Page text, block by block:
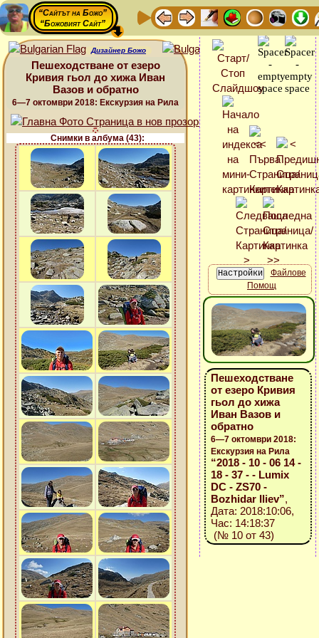
“Сайтът на Божо”
“Божовият Сайт”
Дизайнер Божо
Пешеходстване от езеро
Кривия гьол до хижа Иван
Вазов и обратно
6—7 октомври 2018: Екскурзия на Рила
Снимки в албума (43):
Файлове
Помощ
Пешеходстване
от езеро Кривия
гьол до хижа
Иван Вазов и
обратно
6—7 октомври 2018:
Екскурзия на Рила
“2018 - 10 - 06 14 -
18 - 37 - - Lumix
DC - ZS70 -
Bozhidar Iliev”,
Дата: 2018:10:06,
Час: 14:18:37
(№ 10 от 43)